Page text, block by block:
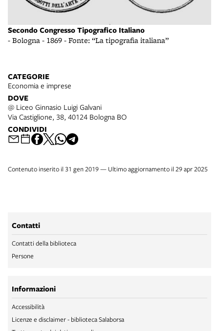
Secondo Congresso Tipografico Italiano
- Bologna - 1869 - Fonte: “La tipografia italiana”
CATEGORIE
Economia e imprese
DOVE
@ Liceo Ginnasio Luigi Galvani
Via Castiglione, 38, 40124 Bologna BO
CONDIVIDI
Contenuto inserito il 31 gen 2019 — Ultimo aggiornamento il 29 apr 2025
Contatti
Contatti della biblioteca
Persone
Informazioni
Accessibilità
Licenze e disclaimer - biblioteca Salaborsa